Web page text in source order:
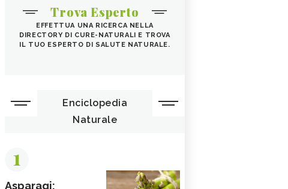
Trova Esperto
EFFETTUA UNA RICERCA NELLA
DIRECTORY DI CURE-NATURALI E TROVA
IL TUO ESPERTO DI SALUTE NATURALE.
Enciclopedia
Naturale
1
Asparagi: